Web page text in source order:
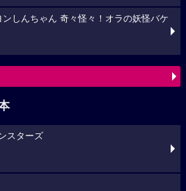
しんちゃん 奇々怪々！オラの妖怪バケ
スターズ